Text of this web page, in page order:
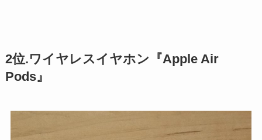
2位.ワイヤレスイヤホン『Apple Air
Pods』